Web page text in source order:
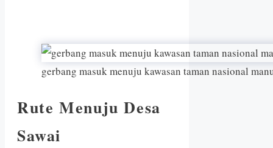
gerbang masuk menuju kawasan taman nasional
Rute Menuju Desa
Sawai